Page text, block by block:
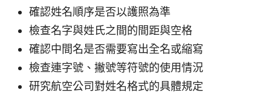
確認姓名順序是否以護照為準
檢查名字與姓氏之間的間距與空格
確認中間名是否需要寫出全名或縮寫
檢查連字號、撇號等符號的使用情況
研究航空公司對姓名格式的具體規定